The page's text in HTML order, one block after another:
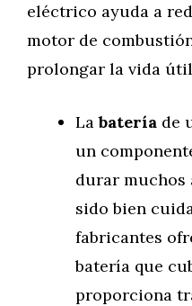
eléctrico ayuda a
motor de
prolongar la vida
Labatería de
un
durar muchos
sido bien
fabricantes
batería que
proporciona